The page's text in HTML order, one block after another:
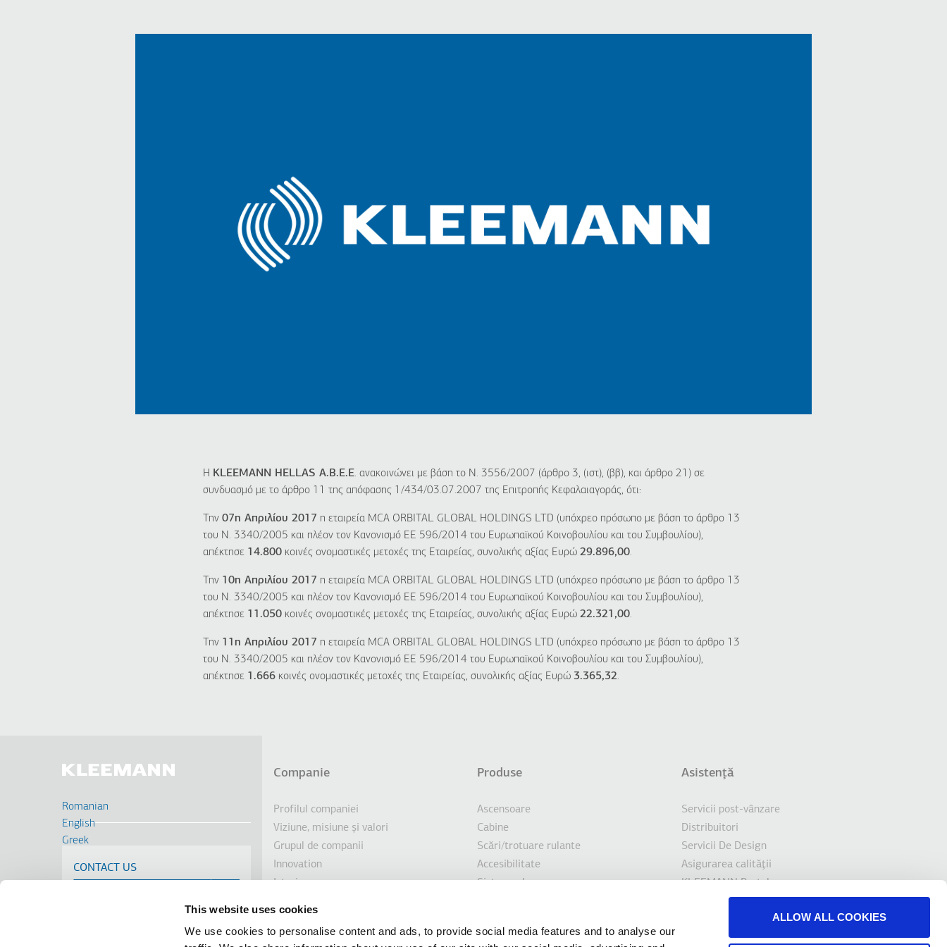
This website uses cookies
We use cookies to personalise content and ads, to provide social media features and to analyse our
ALLOW ALL COOKIES
Η KLEEMANN HELLAS A.B.E.E. ανακοινώνει με βάση το Ν. 3556/2007 (άρθρο 3, (ιστ), (ββ), και άρθρο 21) σε
συνδυασμό με το άρθρο 11 της απόφασης 1/434/03.07.2007 της Επιτροπής Κεφαλαιαγοράς, ότι:
Την 07η Απριλίου 2017 η εταιρεία MCA ORBITAL GLOBAL HOLDINGS LTD (υπόχρεο πρόσωπο με βάση το άρθρο 13
του Ν. 3340/2005 και πλέον τον Κανονισμό ΕΕ 596/2014 του Ευρωπαϊκού Κοινοβουλίου και του Συμβουλίου),
απέκτησε 14.800 κοινές ονομαστικές μετοχές της Εταιρείας, συνολικής αξίας Ευρώ 29.896,00.
Την 10η Απριλίου 2017 η εταιρεία MCA ORBITAL GLOBAL HOLDINGS LTD (υπόχρεο πρόσωπο με βάση το άρθρο 13
του Ν. 3340/2005 και πλέον τον Κανονισμό ΕΕ 596/2014 του Ευρωπαϊκού Κοινοβουλίου και του Συμβουλίου),
απέκτησε 11.050 κοινές ονομαστικές μετοχές της Εταιρείας, συνολικής αξίας Ευρώ 22.321,00.
Την 11η Απριλίου 2017 η εταιρεία MCA ORBITAL GLOBAL HOLDINGS LTD (υπόχρεο πρόσωπο με βάση το άρθρο 13
του Ν. 3340/2005 και πλέον τον Κανονισμό ΕΕ 596/2014 του Ευρωπαϊκού Κοινοβουλίου και του Συμβουλίου),
απέκτησε 1.666 κοινές ονομαστικές μετοχές της Εταιρείας, συνολικής αξίας Ευρώ 3.365,32.
Romanian
English
Greek
Français
CONTACT US
Subsol
Companie
Profilul companiei
Viziune, misiune şi valori
Grupul de companii
Innovation
Istoric
Premii
Produse
Ascensoare
Cabine
Scări/trotuare rulante
Accesibilitate
Sisteme de parcare
Soluţii de modernizare
Asistenţă
Servicii post-vânzare
Distribuitori
Servicii De Design
Asigurarea calităţii
KLEEMANN Portal
Tools & Downloads